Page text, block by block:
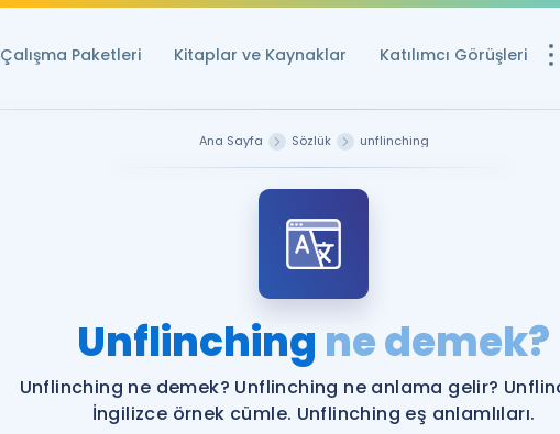
Çalışma Paketleri Kitaplar ve Kaynaklar Katılımcı Görüşleri
Ücretsiz
YDS ve YÖKDİL
YDS ve YÖKDİL'e
Ana Sayfa Sözlük unflinching
Unflinching ne demek?
Unflinching ne demek? Unflinching ne anlama gelir?
İngilizce örnek cümle. Unflinching eş anlamlıları.